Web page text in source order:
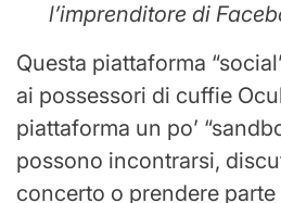
l’imprenditore di
Questa piattaforma
ai possessori di cuffie
piattaforma un po’
possono incontrarsi,
concerto o prendere